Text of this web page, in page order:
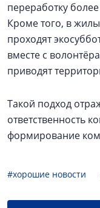
переработку
Кроме того, в
проходят
вместе с
приводят
Такой подход
ответственность
формирование
#хорошие новости